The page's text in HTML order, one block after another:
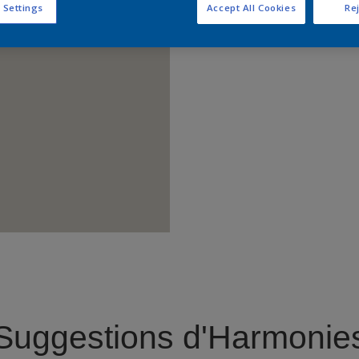
Trouver
Settings Accept All Cookies